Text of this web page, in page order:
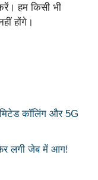
हम किसी भी
होंगे।
कॉलिंग और 5G
लगी जेब में आग!